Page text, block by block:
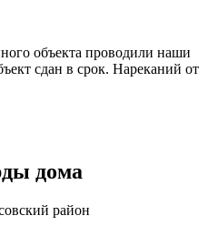
объекта проводили наши
сдан в срок. Нареканий от
дома
район